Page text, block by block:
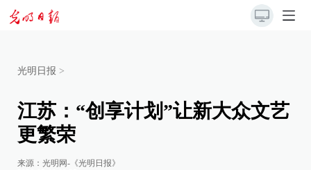
光明日报 >
江苏：“创享计划”让新大众文艺
更繁荣
来源： 光明网-《光明日报》